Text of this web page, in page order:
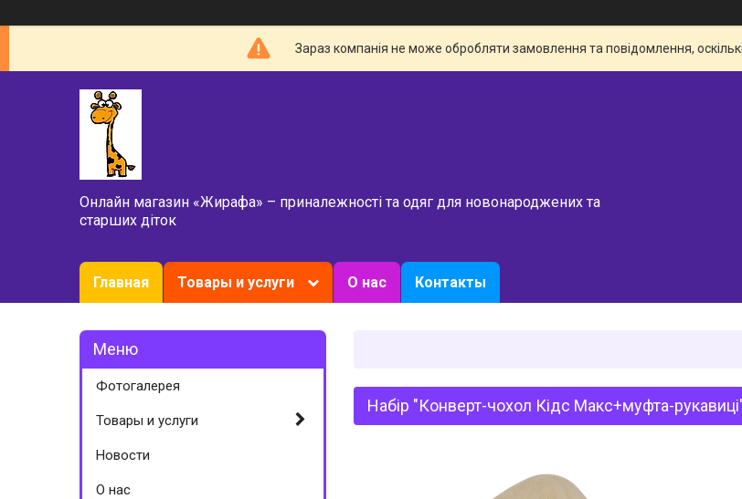
Зараз компанія не може обробляти замовлення та повідомлення,
Онлайн магазин «Жирафа» – приналежності та одяг для новонароджених та
старших діток
Главная Товары и услуги О нас Контакты
Набір "Конверт-чохол Кідс Макс+муфта-
Фотогалерея
Товары и услуги
Новости
О нас